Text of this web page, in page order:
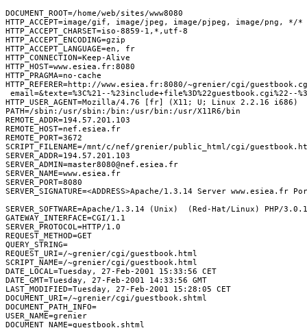
DOCUMENT_ROOT=/home/web/sites/www8080
HTTP_ACCEPT=image/gif, image/jpeg, image/pjpeg, image/png, */*
HTTP_ACCEPT_CHARSET=iso-8859-1,*,utf-8
HTTP_ACCEPT_ENCODING=gzip
HTTP_ACCEPT_LANGUAGE=en, fr
HTTP_CONNECTION=Keep-Alive
HTTP_HOST=www.esiea.fr:8080
HTTP_PRAGMA=no-cache
HTTP_REFERER=http://www.esiea.fr:8080/~grenier/cgi/
email=&texte=%3C%21--%23include+file%3D%22guestbook.cgi%22--
HTTP_USER_AGENT=Mozilla/4.76 [fr] (X11; U; Linux 2.2.16 i686)
PATH=/sbin:/usr/sbin:/bin:/usr/bin:/usr/X11R6/bin
REMOTE_ADDR=194.57.201.103
REMOTE_HOST=nef.esiea.fr
REMOTE_PORT=3672
SCRIPT_FILENAME=/mnt/c/nef/grenier/public_html/cgi/
SERVER_ADDR=194.57.201.103
SERVER_ADMIN=master8080@nef.esiea.fr
SERVER_NAME=www.esiea.fr
SERVER_PORT=8080
SERVER_SIGNATURE=<ADDRESS>Apache/1.3.14 Server www.esiea.fr
SERVER_SOFTWARE=Apache/1.3.14 (Unix)  (Red-Hat/Linux) PHP/
GATEWAY_INTERFACE=CGI/1.1
SERVER_PROTOCOL=HTTP/1.0
REQUEST_METHOD=GET
QUERY_STRING=
REQUEST_URI=/~grenier/cgi/guestbook.html
SCRIPT_NAME=/~grenier/cgi/guestbook.html
DATE_LOCAL=Tuesday, 27-Feb-2001 15:33:56 CET
DATE_GMT=Tuesday, 27-Feb-2001 14:33:56 GMT
LAST_MODIFIED=Tuesday, 27-Feb-2001 15:28:05 CET
DOCUMENT_URI=/~grenier/cgi/guestbook.shtml
DOCUMENT_PATH_INFO=
USER_NAME=grenier